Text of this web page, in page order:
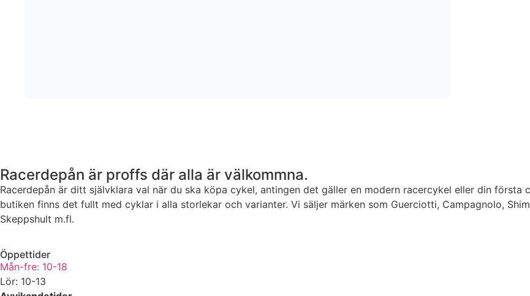
Racerdepån är proffs där alla är välkommna.
Racerdepån är ditt självklara val när du ska köpa cykel, antingen det gäller en modern racercykel eller din
butiken finns det fullt med cyklar i alla storlekar och varianter. Vi säljer märken som Guerciotti, Campagnolo,
Skeppshult m.fl.
Öppettider
Mån-fre: 10-18
Lör: 10-13